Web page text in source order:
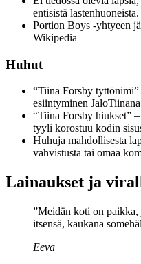
entisistä
Portion Boys -yhtyeen
Wikipedia
Huhut
“Tiina Forsby
esiintyminen
“Tiina Forsby hiukset”
tyyli korostuu kodin
Huhuja mahdollisesta
vahvistusta tai omaa
Lainaukset ja
”Meidän koti on paikka,
itsensä, kaukana
Eeva